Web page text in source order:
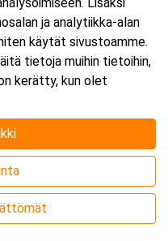
ja analytiikka-alan
käytät sivustoamme.
tietoja muihin tietoihin,
kerätty, kun olet